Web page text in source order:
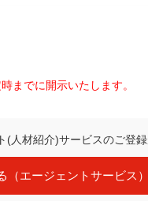
までに開示いたします。
(人材紹介)サービスのご登録
（エージェントサービス）